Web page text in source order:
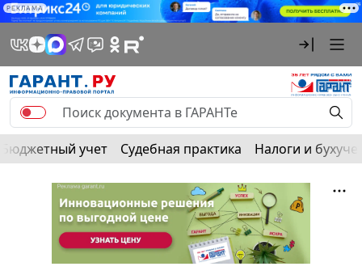
РЕКЛАМА
Бюджетный учет Судебная практика Налоги и